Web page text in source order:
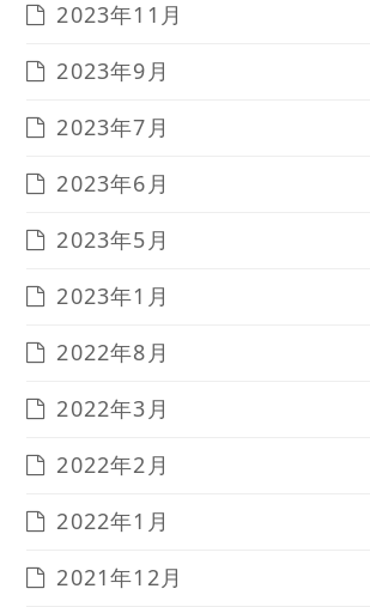
2023年11月
2023年9月
2023年7月
2023年6月
2023年5月
2023年1月
2022年8月
2022年3月
2022年2月
2022年1月
2021年12月